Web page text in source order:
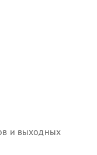
и выходных